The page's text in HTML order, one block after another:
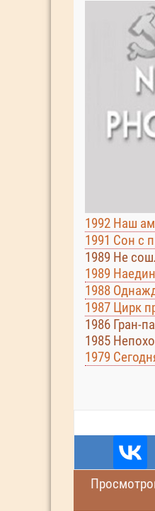
1992 Наш
1991 Сон с
1989 Не
1989
1988
1987 Цирк
1986 Гран-па
1985
1979